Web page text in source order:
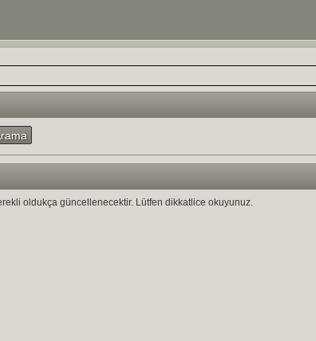
oldukça güncellenecektir. Lütfen dikkatlice okuyunuz.